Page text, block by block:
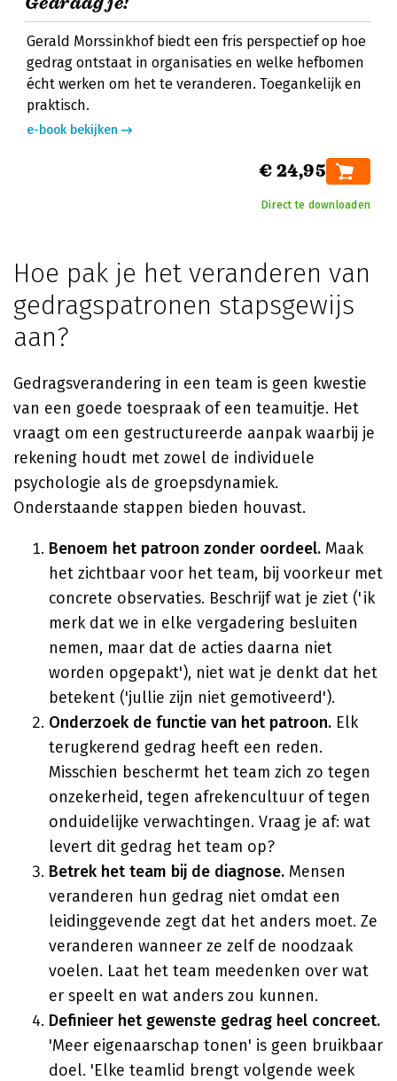
Gerald Morssinkhof biedt een fris perspectief op hoe
gedrag ontstaat in organisaties en welke hefbomen
écht werken om het te veranderen. Toegankelijk en
praktisch.
e-book bekijken
€ 24,95
Direct te downloaden
Hoe pak je het veranderen van
gedragspatronen stapsgewijs
aan?
Gedragsverandering in een team is geen kwestie
van een goede toespraak of een teamuitje. Het
vraagt om een gestructureerde aanpak waarbij je
rekening houdt met zowel de individuele
psychologie als de groepsdynamiek.
Onderstaande stappen bieden houvast.
Benoem het patroon zonder oordeel. Maak
het zichtbaar voor het team, bij voorkeur met
concrete observaties. Beschrijf wat je ziet ('ik
merk dat we in elke vergadering besluiten
nemen, maar dat de acties daarna niet
worden opgepakt'), niet wat je denkt dat het
betekent ('jullie zijn niet gemotiveerd').
Onderzoek de functie van het patroon. Elk
terugkerend gedrag heeft een reden.
Misschien beschermt het team zich zo tegen
onzekerheid, tegen afrekencultuur of tegen
onduidelijke verwachtingen. Vraag je af: wat
levert dit gedrag het team op?
Betrek het team bij de diagnose. Mensen
veranderen hun gedrag niet omdat een
leidinggevende zegt dat het anders moet. Ze
veranderen wanneer ze zelf de noodzaak
voelen. Laat het team meedenken over wat
er speelt en wat anders zou kunnen.
Definieer het gewenste gedrag heel concreet.
'Meer eigenaarschap tonen' is geen bruikbaar
doel. 'Elke teamlid brengt volgende week